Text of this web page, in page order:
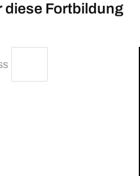
diese Fortbildung